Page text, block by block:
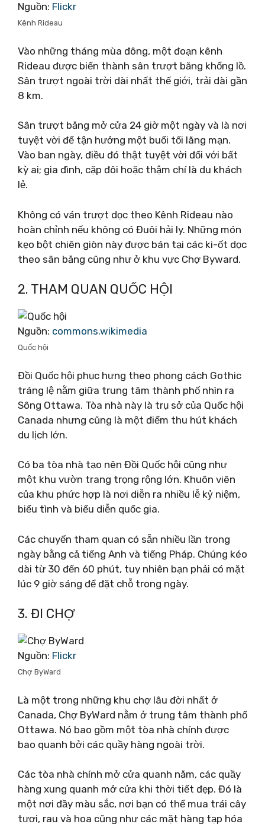
Nguồn: Flickr
Kênh Rideau
Vào những tháng mùa đông, một đoạn kênh
Rideau được biến thành sân trượt băng khổng lồ.
Sân trượt ngoài trời dài nhất thế giới, trải dài gần
8 km.
Sân trượt băng mở cửa 24 giờ một ngày và là nơi
tuyệt vời để tận hưởng một buổi tối lãng mạn.
Vào ban ngày, điều đó thật tuyệt vời đối với bất
kỳ ai; gia đình, cặp đôi hoặc thậm chí là du khách
lẻ.
Không có ván trượt dọc theo Kênh Rideau nào
hoàn chỉnh nếu không có Đuôi hải ly. Những món
kẹo bột chiên giòn này được bán tại các ki-ốt dọc
theo sân băng cũng như ở khu vực Chợ Byward.
2. THAM QUAN QUỐC HỘI
Nguồn: commons.wikimedia
Quốc hội
Đồi Quốc hội phục hưng theo phong cách Gothic
tráng lệ nằm giữa trung tâm thành phố nhìn ra
Sông Ottawa. Tòa nhà này là trụ sở của Quốc hội
Canada nhưng cũng là một điểm thu hút khách
du lịch lớn.
Có ba tòa nhà tạo nên Đồi Quốc hội cũng như
một khu vườn trang trọng rộng lớn. Khuôn viên
của khu phức hợp là nơi diễn ra nhiều lễ kỷ niệm,
biểu tình và biểu diễn quốc gia.
Các chuyến tham quan có sẵn nhiều lần trong
ngày bằng cả tiếng Anh và tiếng Pháp. Chúng kéo
dài từ 30 đến 60 phút, tuy nhiên bạn phải có mặt
lúc 9 giờ sáng để đặt chỗ trong ngày.
3. ĐI CHỢ
Nguồn: Flickr
Chợ ByWard
Là một trong những khu chợ lâu đời nhất ở
Canada, Chợ ByWard nằm ở trung tâm thành phố
Ottawa. Nó bao gồm một tòa nhà chính được
bao quanh bởi các quầy hàng ngoài trời.
Các tòa nhà chính mở cửa quanh năm, các quầy
hàng xung quanh mở cửa khi thời tiết đẹp. Đó là
một nơi đầy màu sắc, nơi bạn có thể mua trái cây
tươi, rau và hoa cũng như các mặt hàng tạp hóa